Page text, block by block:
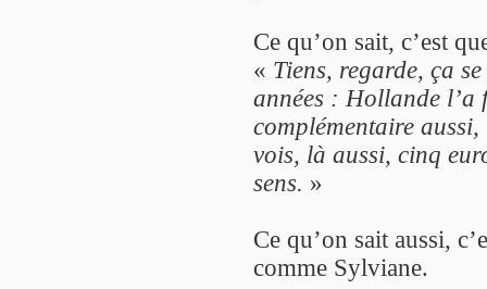
Ce qu’on sait, c’est
« Tiens, regarde, ça
années : Hollande l’a
complémentaire
vois, là aussi, cinq
sens. »
Ce qu’on sait aussi,
comme Sylviane.